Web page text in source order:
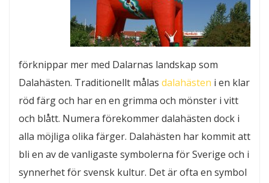
förknippar mer med Dalarnas landskap som
Dalahästen. Traditionellt målas dalahästen i en klar
röd färg och har en en grimma och mönster i vitt
och blått. Numera förekommer dalahästen dock i
alla möjliga olika färger. Dalahästen har kommit att
bli en av de vanligaste symbolerna för Sverige och i
synnerhet för svensk kultur. Det är ofta en symbol